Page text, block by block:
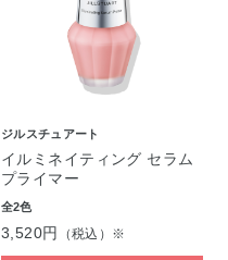
ジルスチュアート
イルミネイティング セラム
プライマー
全2色
3,520円 （税込）※